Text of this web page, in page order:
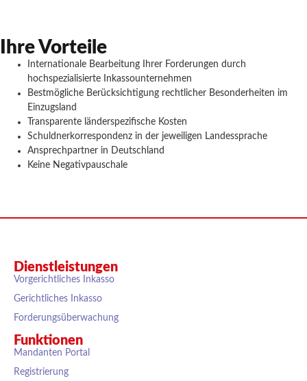
Ihre Vorteile
Internationale Bearbeitung Ihrer Forderungen durch
hochspezialisierte Inkassounternehmen
Bestmögliche Berücksichtigung rechtlicher Besonderheiten im
Einzugsland
Transparente länderspezifische Kosten
Schuldnerkorrespondenz in der jeweiligen Landessprache
Ansprechpartner in Deutschland
Keine Negativpauschale
Dienstleistungen
Vorgerichtliches Inkasso
Gerichtliches Inkasso
Forderungsüberwachung
Funktionen
Mandanten Portal
Registrierung